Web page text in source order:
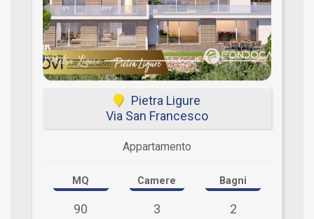
Pietra Ligure
Via San Francesco
Appartamento
MQ
90
Camere
3
Bagni
2